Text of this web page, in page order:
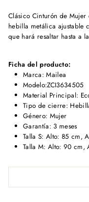
Clásico Cinturón de
hebilla metálica ajustable
que hará resaltar hasta a
Ficha del producto:
Marca: Mailea
Modelo:ZCI3634505
Material Principal:
Tipo de cierre:
Género: Mujer
Garantía: 3 meses
Talla S: Alto: 85 cm,
Talla M: Alto: 90 cm,